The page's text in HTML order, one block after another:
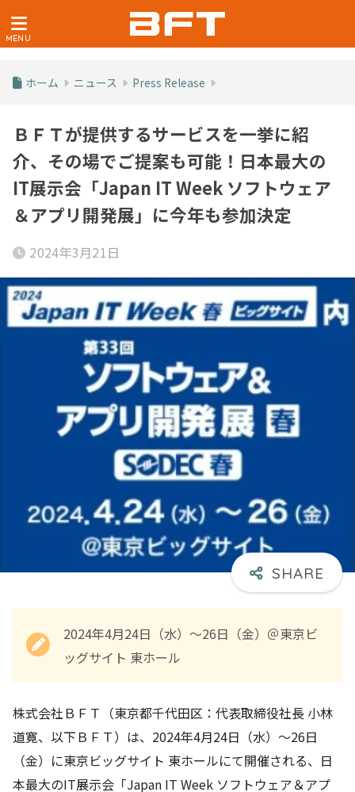
ホーム ニュース Press Release
ＢＦＴが提供するサービスを一挙に紹
介、その場でご提案も可能！日本最大の
IT展示会「Japan IT Week ソフトウェア
＆アプリ開発展」に今年も参加決定
2024年3月21日
2024年4月24日（水）～26日（金）＠東京ビ
ッグサイト 東ホール
株式会社ＢＦＴ（東京都千代田区：代表取締役社長 小林
道寛、以下ＢＦＴ）は、2024年4月24日（水）～26日
（金）に東京ビッグサイト 東ホールにて開催される、日
本最大のIT展示会「Japan IT Week ソフトウェア＆アプ